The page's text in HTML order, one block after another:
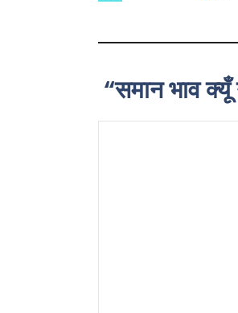
“समान भाव क्यूँ